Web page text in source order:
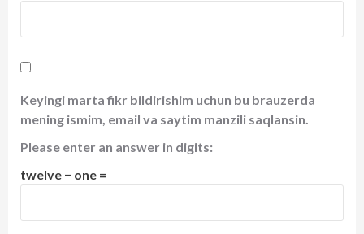
Keyingi marta fikr bildirishim uchun bu brauzerda
mening ismim, email va saytim manzili saqlansin.
Please enter an answer in digits:
twelve − one =